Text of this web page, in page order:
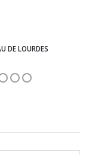
DE LOURDES